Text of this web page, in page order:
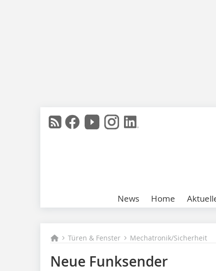
News Home
Türen & Fenster Mechatronik/Sicherheit
Neue Funksender